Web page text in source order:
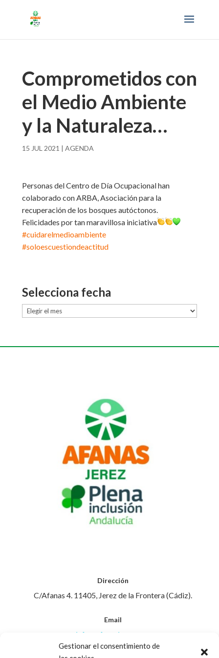
Gestionar el consentimiento de
Comprometidos con
el Medio Ambiente
y la Naturaleza…
15 JUL 2021 | AGENDA
Personas del Centro de Día Ocupacional han
colaborado con ARBA, Asociación para la
recuperación de los bosques autóctonos.
Felicidades por tan maravillosa iniciativa
#cuidarelmedioambiente
#soloescuestiondeactitud
Selecciona fecha
Selecciona
Dirección
C/Afanas 4. 11405, Jerez de la Frontera (Cádiz).
Email
info@afanasjerez.com